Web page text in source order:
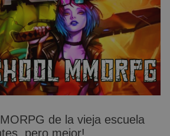
de la vieja escuela
pero mejor!